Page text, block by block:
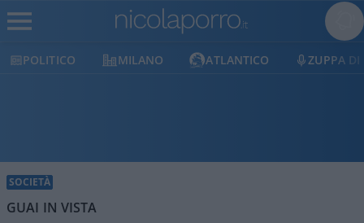
POLITICO MILANO ATLANTICO ZUPPA DI
SOCIETÀ
GUAI IN VISTA